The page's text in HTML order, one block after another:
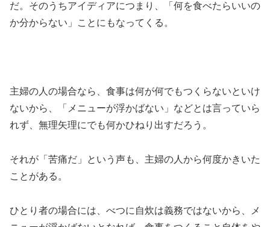
だ。そのうちアイディアにつまり、「何を食べたらいいの
か分からない」ことにもなってくる。
主婦の人の場合なら、食事は何が何でもつくらないといけ
ないから、「メニューが浮かばない」などとは言っていら
れず、無理矢理にでも何かひねり出すだろう。
それが「苦痛だ」という声も、主婦の人から何度かきいた
ことがある。
ひとり者の場合には、べつに自炊は義務ではないから、メ